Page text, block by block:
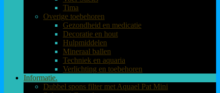
Tima
Overige toebehoren
Gezondheid en medicatie
Decoratie en hout
Hulpmiddelen
Mineraal ballen
Techniek en aquaria
Verlichting en toebehoren
Informatie.
Dubbel spons filter met Aquael Pat Mini